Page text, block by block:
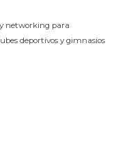
networking para
deportivos y gimnasios